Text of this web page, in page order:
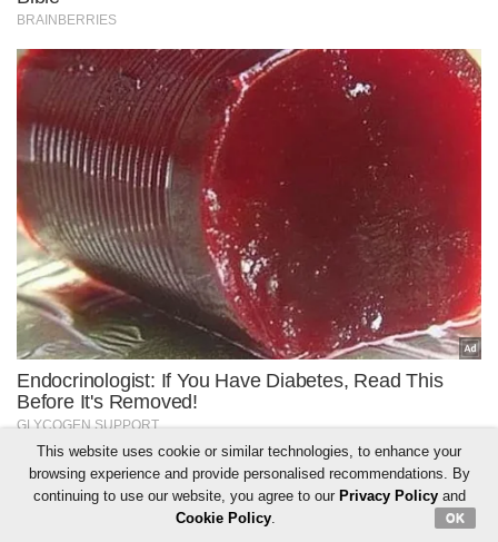
This website uses cookie or similar technologies, to enhance your
browsing experience and provide personalised recommendations. By
continuing to use our website, you agree to our Privacy Policyand
Cookie Policy. OK